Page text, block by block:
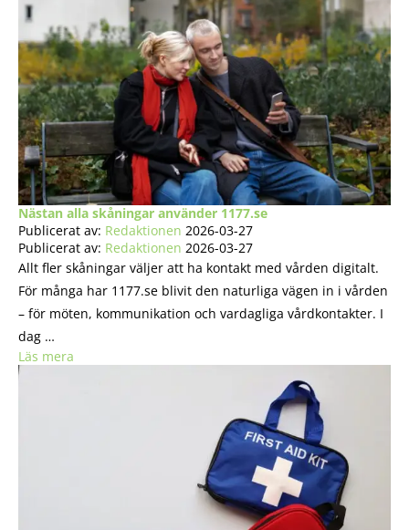
Nästan alla skåningar använder 1177.se
Publicerat av: Redaktionen 2026-03-27
Publicerat av: Redaktionen 2026-03-27
Allt fler skåningar väljer att ha kontakt med vården digitalt.
För många har 1177.se blivit den naturliga vägen in i vården
– för möten, kommunikation och vardagliga vårdkontakter. I
dag …
Läs mera